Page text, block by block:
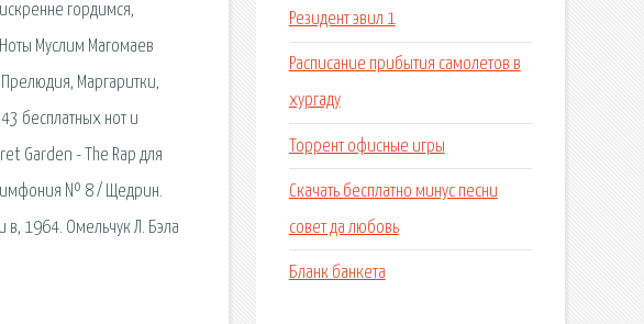
гордимся,
Муслим Магомаев
Маргаритки,
бесплатных нот и
Garden - The Rap для
Симфония № 8 / Щедрин.
1964. Омельчук Л. Бэла
Резидент эвил 1
Расписание прибытия самолетов в
хургаду
Торрент офисные игры
Скачать бесплатно минус песни
совет да любовь
Бланк банкета